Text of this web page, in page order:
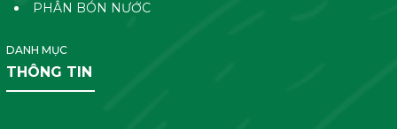
PHÂN BÓN NƯỚC
DANH MỤC
THÔNG TIN